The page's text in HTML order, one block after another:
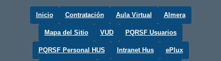
Inicio Contratación Aula Virtual Almera
Mapa del Sitio VUD PQRSF Usuarios
PQRSF Personal HUS Intranet Hus ePlux